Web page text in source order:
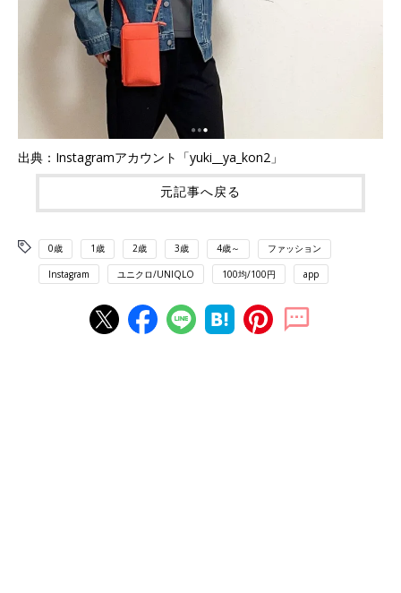
出典：Instagramアカウント「yuki__ya_kon2」
元記事へ戻る
0歳 1歳 2歳 3歳 4歳～ ファッション
Instagram ユニクロ/UNIQLO 100均/100円 app